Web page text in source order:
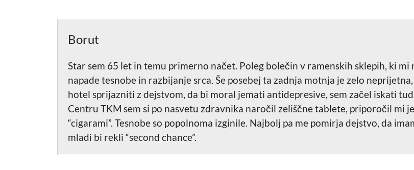
Borut
Star sem 65 let in temu primerno načet. Poleg bolečin v ramenskih sklepih, ki
napade tesnobe in razbijanje srca. Še posebej ta zadnja motnja je zelo
hotel sprijazniti z dejstvom, da bi moral jemati antidepresive, sem začel iskati
Centru TKM sem si po nasvetu zdravnika naročil zeliščne tablete, priporočil mi
“cigarami”. Tesnobe so popolnoma izginile. Najbolj pa me pomirja dejstvo, da
mladi bi rekli “second chance”.